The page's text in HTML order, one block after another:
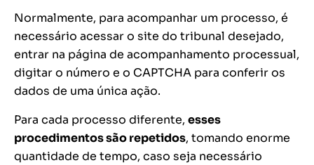
Normalmente, para acompanhar um processo, é
necessário acessar o site do tribunal desejado,
entrar na página de acompanhamento processual,
digitar o número e o CAPTCHA para conferir os
dados de uma única ação.
Para cada processo diferente, esses
procedimentos são repetidos, tomando enorme
quantidade de tempo, caso seja necessário